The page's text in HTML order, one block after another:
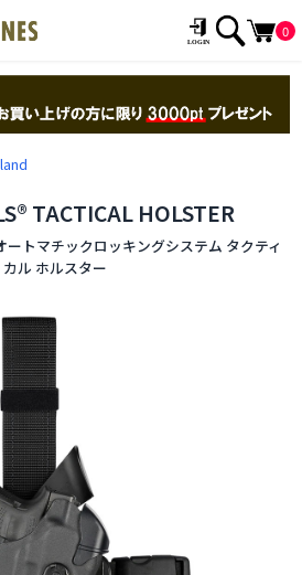
0
TACTICAL HOLSTER
ートマチックロッキングシステム タクティ
カル ホルスター